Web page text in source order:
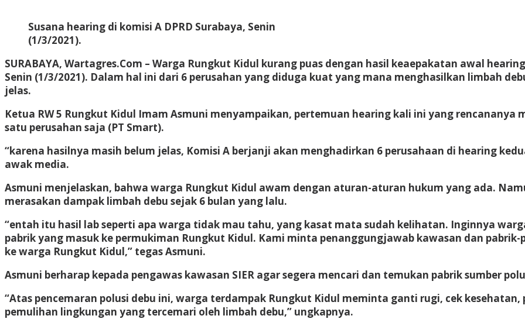
Susana hearing di komisi A DPRD Surabaya, Senin
(1/3/2021).
SURABAYA, Wartagres.Com – Warga Rungkut Kidul kurang puas dengan hasil keaepakatan awal
Senin (1/3/2021). Dalam hal ini dari 6 perusahan yang diduga kuat yang mana menghasilkan limbah
jelas.
Ketua RW 5 Rungkut Kidul Imam Asmuni menyampaikan, pertemuan hearing kali ini yang rencananya
satu perusahan saja (PT Smart).
“karena hasilnya masih belum jelas, Komisi A berjanji akan menghadirkan 6 perusahaan di hearing
awak media.
Asmuni menjelaskan, bahwa warga Rungkut Kidul awam dengan aturan-aturan hukum yang ada.
merasakan dampak limbah debu sejak 6 bulan yang lalu.
“entah itu hasil lab seperti apa warga tidak mau tahu, yang kasat mata sudah kelihatan. Inginnya
pabrik yang masuk ke permukiman Rungkut Kidul. Kami minta penanggungjawab kawasan dan
ke warga Rungkut Kidul,” tegas Asmuni.
Asmuni berharap kepada pengawas kawasan SIER agar segera mencari dan temukan pabrik sumber
“Atas pencemaran polusi debu ini, warga terdampak Rungkut Kidul meminta ganti rugi, cek
pemulihan lingkungan yang tercemari oleh limbah debu,” ungkapnya.